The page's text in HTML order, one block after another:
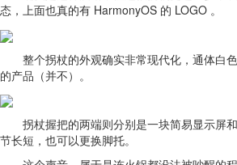
态，上面也真的有 HarmonyOS 的 LOGO 。
整个拐杖的外观确实非常现代化，通体白
的产品（并不）。
拐杖握把的两端则分别是一块简易显示屏
节长短，也可以更换脚托。